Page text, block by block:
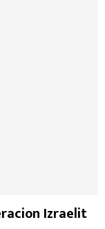
Izraelit